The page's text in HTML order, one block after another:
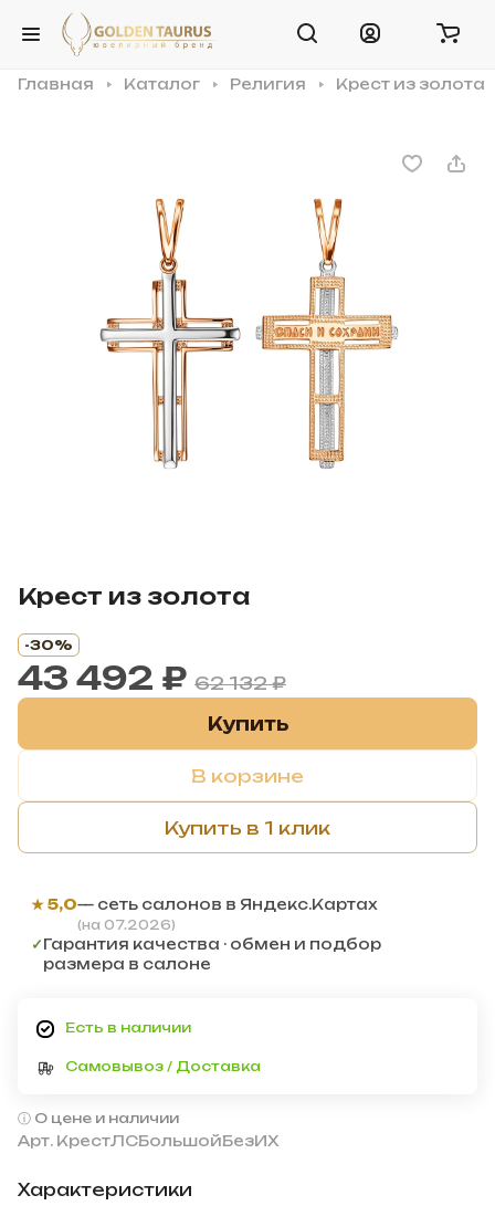
Главная Каталог Религия Крест из золота
Крест из золота
Арт. КрестЛСБольшойБезИХ
Характеристики
-30%
43 492 ₽ 62 132 ₽
Купить
В корзине
Купить в 1 клик
★ 5,0— сеть салонов в Яндекс.Картах
(на 07.2026)
✓Гарантия качества · обмен и подбор
размера в салоне
Есть в наличии
Самовывоз / Доставка
О цене и наличии